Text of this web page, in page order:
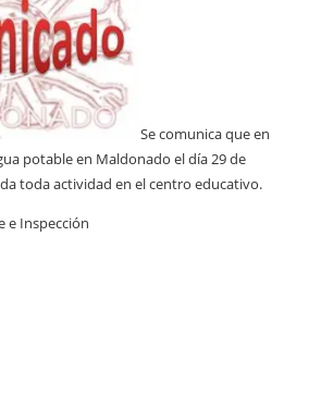
Se comunica que en
potable en Maldonado el día 29 de
toda actividad en el centro educativo.
e Inspección